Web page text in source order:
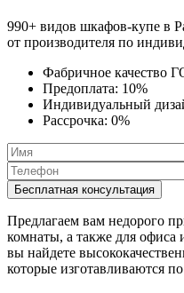
990+ видов шкафов-купе в
от производителя по
Фабричное качество
Предоплата: 10%
Индивидуальный
Рассрочка: 0%
Предлагаем вам недорого
комнаты, а также для
вы найдете
которые изготавливаются